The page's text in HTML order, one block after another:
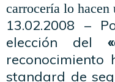
carrocería lo
13.02.2008 –
elección del
standard de